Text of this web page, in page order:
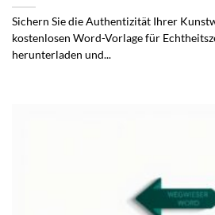
Sichern Sie die Authentizität Ihrer
kostenlosen Word-Vorlage für
herunterladen und...